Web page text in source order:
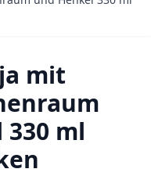
mit
ml